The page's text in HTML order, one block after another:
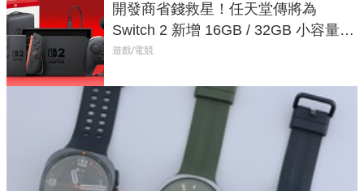
開發商省錢救星！任天堂傳將為
Switch 2 新增 16GB / 32GB 小容量遊
戲卡的選擇
遊戲/電競